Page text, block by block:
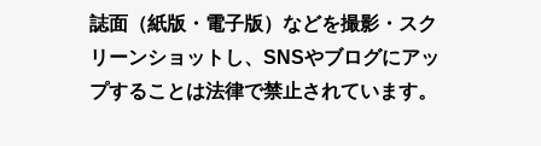
誌面（紙版・電子版）などを撮影・スク
リーンショットし、SNSやブログにアッ
プすることは法律で禁止されています。